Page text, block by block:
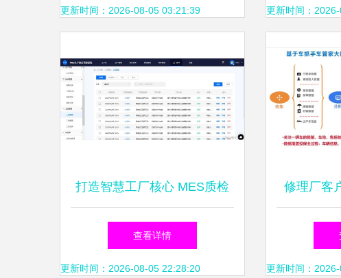
护服务
更新时间：2026-08-05 03:21:39 更新时间：
打造智慧工厂核心 MES质检
管理与数字化生产协同体系
查看详情
更新时间：2026-08-05 22:28:20
修理厂客
信息系统
策
更新时间：